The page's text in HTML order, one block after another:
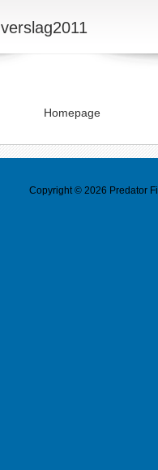
verslag2011
Homepage
Copyright © 2026 Predator